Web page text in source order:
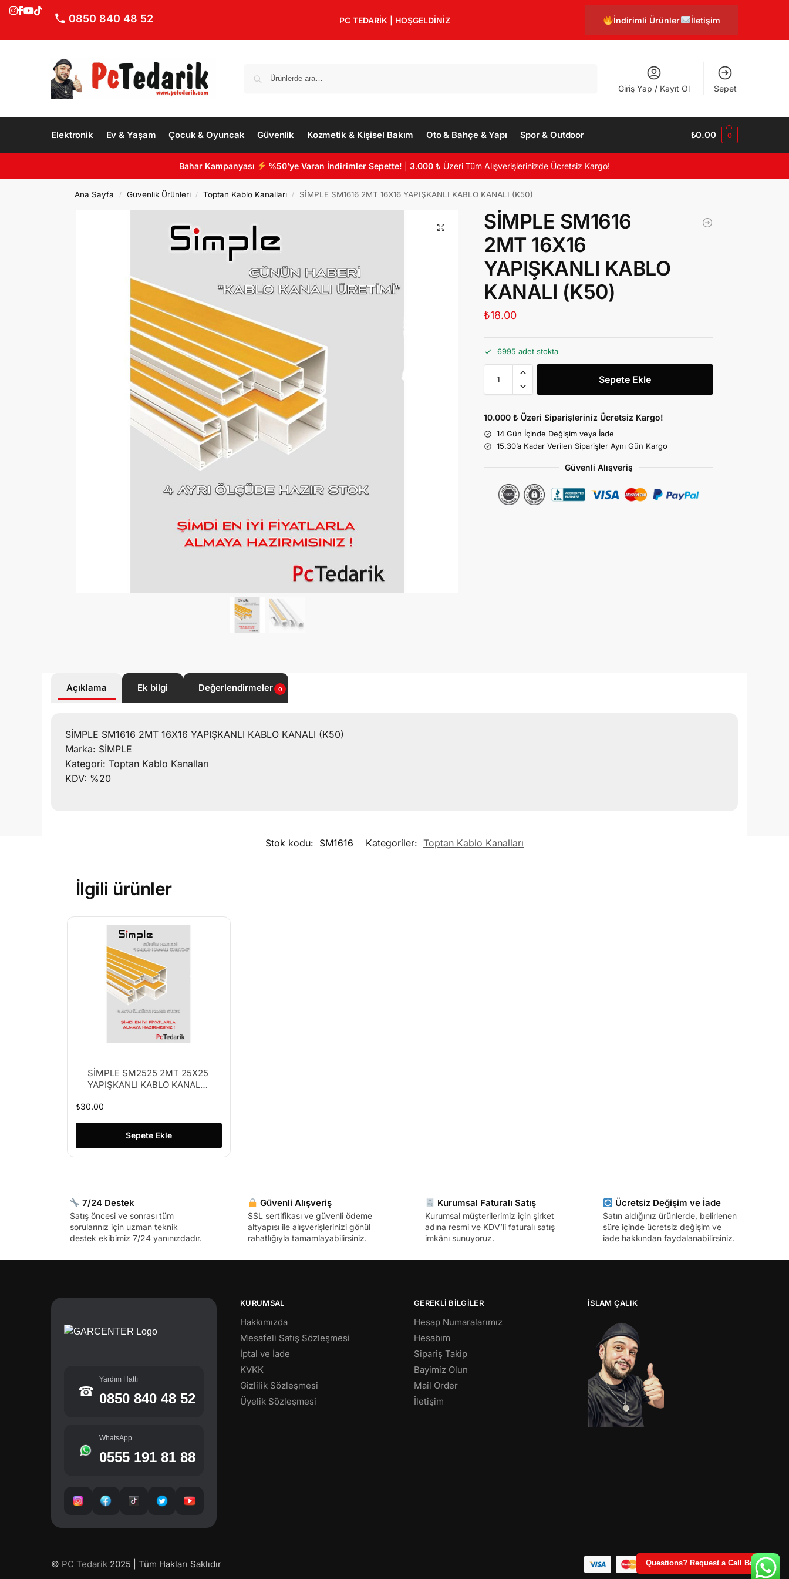
0850 840 48 52 PC TEDARİK | HOŞGELDİNİZ İndirimli Ürünler İletişim
Giriş Yap / Kayıt Ol Sepet
Elektronik Ev & Yaşam Çocuk & Oyuncak Güvenlik Kozmetik & Kişisel Bakım Oto & Bahçe & Yapı Spor & Outdoor ₺0.00 0
Bahar Kampanyası %50’ye Varan İndirimler Sepette! |3.000 ₺ Üzeri Tüm Alışverişlerinizde Ücretsiz Kargo!
Ana Sayfa / Güvenlik Ürünleri / Toptan Kablo Kanalları / SİMPLE SM1616 2MT 16X16 YAPIŞKANLI KABLO KANALI (K50)
SİMPLE SM1616
2MT 16X16
YAPIŞKANLI KABLO
KANALI (K50)
₺18.00
6995 adet stokta
Sepete Ekle
10.000 ₺ Üzeri Siparişleriniz Ücretsiz Kargo!
14 Gün İçinde Değişim veya İade
15.30’a Kadar Verilen Siparişler Aynı Gün Kargo
Güvenli Alışveriş
Questions? Request a Call Back
Açıklama Ek bilgi Değerlendirmeler 0
SİMPLE SM1616 2MT 16X16 YAPIŞKANLI KABLO KANALI (K50)
Marka: SİMPLE
Kategori: Toptan Kablo Kanalları
KDV: %20
Stok kodu: SM1616 Kategoriler: Toptan Kablo Kanalları
İlgili ürünler
SİMPLE SM2525 2MT 25X25
YAPIŞKANLI KABLO KANALI
₺30.00
Sepete Ekle
7/24 Destek
Satış öncesi ve sonrası tüm
sorularınız için uzman teknik
destek ekibimiz 7/24 yanınızdadır.
Güvenli Alışveriş
SSL sertifikası ve güvenli ödeme
altyapısı ile alışverişlerinizi gönül
rahatlığıyla tamamlayabilirsiniz.
Kurumsal Faturalı Satış
Kurumsal müşterilerimiz için şirket
adına resmi ve KDV’li faturalı satış
imkânı sunuyoruz.
Ücretsiz Değişim ve İade
Satın aldığınız ürünlerde, belirlenen
süre içinde ücretsiz değişim ve
iade hakkından faydalanabilirsiniz.
☎
Yardım Hattı
0850 840 48 52
WhatsApp
0555 191 81 88
KURUMSAL
Hakkımızda
Mesafeli Satış Sözleşmesi
İptal ve İade
KVKK
Gizlilik Sözleşmesi
Üyelik Sözleşmesi
GEREKLİ BİLGİLER
Hesap Numaralarımız
Hesabım
Sipariş Takip
Bayimiz Olun
Mail Order
İletişim
İSLAM ÇALIK
© PC Tedarik 2025 | Tüm Hakları Saklıdır